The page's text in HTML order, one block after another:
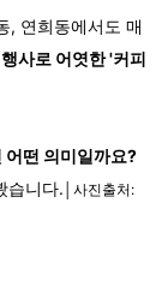
, 연희동에서도 매
사로 어엿한 '커피
어떤 의미일까요?
습니다. │사진출처: